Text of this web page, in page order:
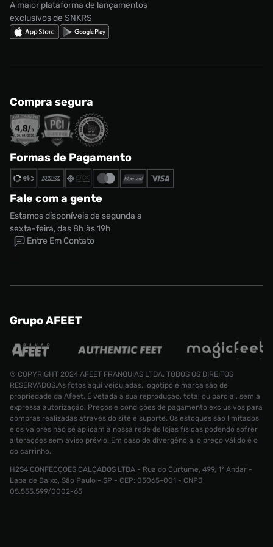
A maior plataforma de lançamentos
exclusivos de SNKRS
Compra segura
Formas de Pagamento
Fale com a gente
Estamos disponíveis de segunda a
sexta-feira, das 8h às 19h
Entre Em Contato
Grupo AFEET
© COPYRIGHT 2024 AFEET FRANQUIAS LTDA. TODOS OS DIREITOS
RESERVADOS.As fotos aqui veiculadas, logotipo e marca são de
propriedade da Afeet. É vetada a sua reprodução, total ou parcial, sem a
expressa autorização. Preços e condições de pagamento exclusivos para
compras realizadas através do site e suporte. Os estoques são limitados
e os valores não se aplicam à nossa rede de lojas físicas podendo sofrer
alterações sem aviso prévio. Em caso de divergência, o preço válido é o
do carrinho.
H2S4 CONFECÇÕES CALÇADOS LTDA - Rua do Curtume, 499, 1° Andar -
Lapa de Baixo, São Paulo - SP - CEP: 05065-001 - CNPJ
05.555.599/0002-65